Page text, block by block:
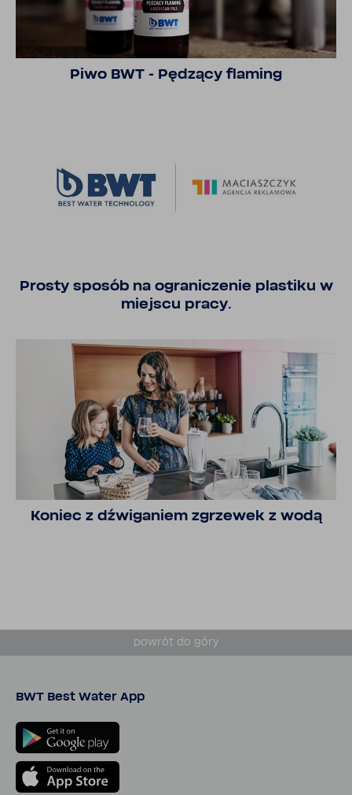
Piwo BWT - Pędzący flaming
Prosty sposób na ogra­ni­czenie plastiku w
miejscu pracy.
Koniec z dźwi­ga­niem zgrzewek z wodą
powrót do góry
BWT Best Water App